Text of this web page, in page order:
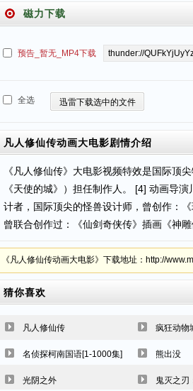
磁力下载
预告_暂无_MP4下载
全选 迅雷下载选中的文件
凡人修仙传动画大电影剧情介绍
《凡人修仙传》大电影视频特效是国际顶
《天使的城》）担任制作人。 [4] 动画导
计者，国际顶尖的怪兽设计师，曾创作：
曾联合创作过：《仙剑奇侠传》插画《神雕
《凡人修仙传动画大电影》下载地址：http://
猜你喜欢
凡人修仙传 疯狂动物
名侦探柯南国语[1-1000集] 熊出没
光阴之外 鬼灭之刃